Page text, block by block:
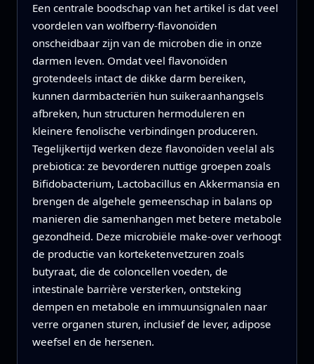
Een centrale boodschap van het artikel is dat veel
voordelen van wolfberry-flavonoïden
onscheidbaar zijn van de microben die in onze
darmen leven. Omdat veel flavonoïden
grotendeels intact de dikke darm bereiken,
kunnen darmbacteriën hun suikeraanhangsels
afbreken, hun structuren hermoduleren en
kleinere fenolische verbindingen produceren.
Tegelijkertijd werken deze flavonoïden veelal als
prebiotica: ze bevorderen nuttige groepen zoals
Bifidobacterium, Lactobacillus en Akkermansia en
brengen de algehele gemeenschap in balans op
manieren die samenhangen met betere metabole
gezondheid. Deze microbiële make-over verhoogt
de productie van korteketenvetzuren zoals
butyraat, die de coloncellen voeden, de
intestinale barrière versterken, ontsteking
dempen en metabole en immuunsignalen naar
verre organen sturen, inclusief de lever, adipose
weefsel en de hersenen.